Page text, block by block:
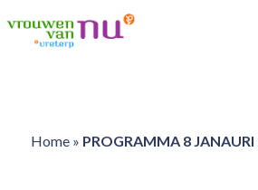
Home» PROGRAMMA 8 JANAURI